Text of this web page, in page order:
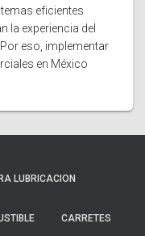
eficientes
la experiencia del
eso, implementar
en México
LUBRICACION
CARRETES